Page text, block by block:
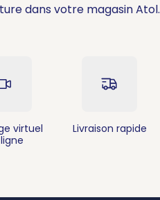
dans votre magasin Atol.
virtuel
Livraison rapide